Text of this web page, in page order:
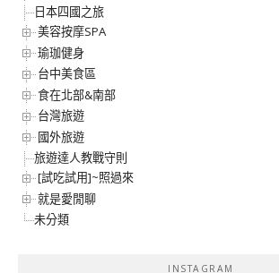
日本四國之旅
美容按摩SPA
瑜珈健身
台中美食區
食在北部&南部
台灣旅遊
國外旅遊
旅遊達人教戰守則
[試吃試用]~照過來
就是愛閒聊
未分類
INSTAGRAM